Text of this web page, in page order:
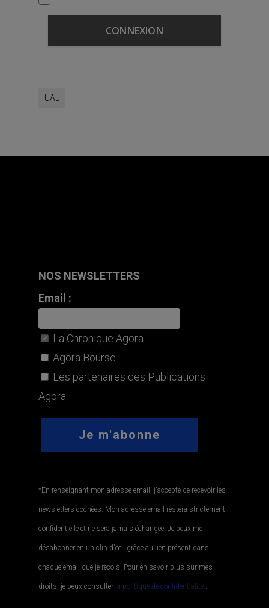
UAL
NOS NEWSLETTERS
Email :
La Chronique Agora
Agora Bourse
Les partenaires des Publications
Agora
*En renseignant mon adresse email, j'accepte de recevoir les
newsletters cochées. Mon adresse email restera strictement
confidentielle et ne sera jamais échangée. Je peux me
désabonner en un clin d'œil grâce au lien présent dans
chaque email que je reçois. Pour en savoir plus sur mes
droits, je peux consulter la politique de confidentialité..